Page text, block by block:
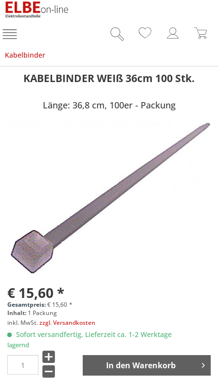
Kabelbinder
KABELBINDER WEIß 36cm 100 Stk.
Länge: 36,8 cm, 100er - Packung
€ 15,60 *
Gesamtpreis:€ 15,60 *
Inhalt: 1 Packung
inkl. MwSt.zzgl. Versandkosten
Sofort versandfertig, Lieferzeit ca. 1-2 Werktage
lagernd
In den Warenkorb